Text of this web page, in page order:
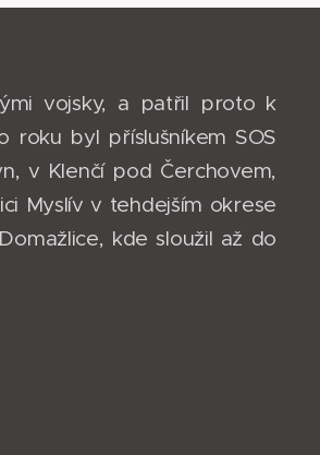
vojsky, a patřil proto k
roku byl příslušníkem SOS
v Klenčí pod Čerchovem,
Myslív v tehdejším okrese
kde sloužil až do